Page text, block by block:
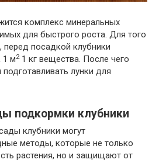
комплекс минеральных
для быстрого роста. Для того
перед посадкой клубники
1 м21 кг вещества. После чего
лунки для
подкормки клубники
клубники могут
методы, которые не только
растения, но и защищают от